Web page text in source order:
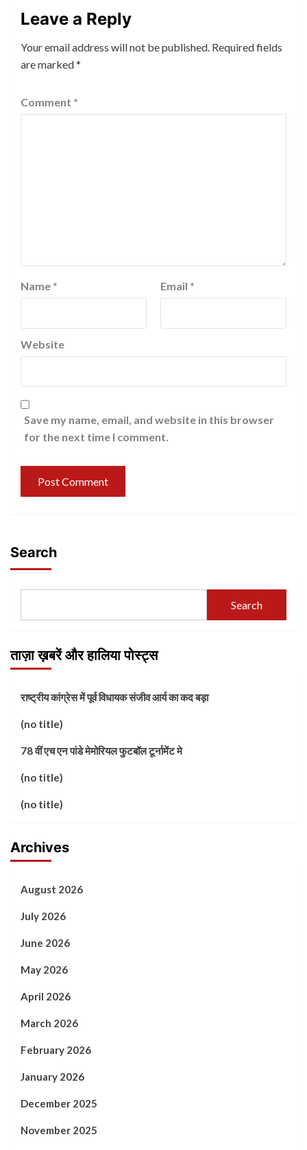
Leave a Reply
Your email address will not be published. Required fields
are marked*
Comment *
Name * Email *
Website
Save my name, email, and website in this browser
for the next time I comment.
Search
Search
ताज़ा ख़बरें और हालिया पोस्ट्स
राष्ट्रीय कांग्रेस में पूर्व विधायक संजीव आर्य का कद बड़ा
(no title)
78 वीं एच एन पांडे मेमोरियल फुटबॉल टूर्नामेंट मे
(no title)
(no title)
Archives
August 2026
July 2026
June 2026
May 2026
April 2026
March 2026
February 2026
January 2026
December 2025
November 2025